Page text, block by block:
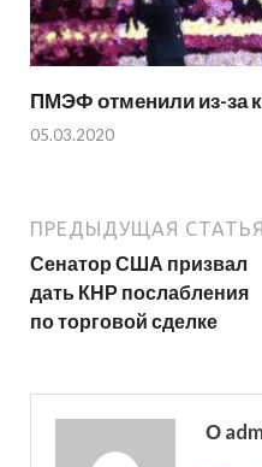
ПМЭФ отменили из-за
05.03.2020
ПРЕДЫДУЩАЯ СТАТЬЯ
Сенатор США призвал
дать КНР послабления
по торговой сделке
О